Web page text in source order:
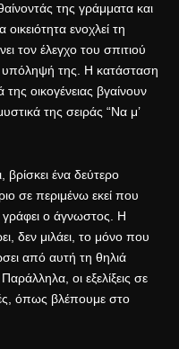
της γράμματα και
ενοχλεί τη
τον έλεγχο του σπιτιού
υπόληψή της. Η κατάσταση
οικογένειας βγαίνουν
της σειράς “Να μ’
βρίσκει ένα δεύτερο
σε περιμένω εκεί που
γράφει ο άγνωστος. Η
δεν μιλάει, το μόνο που
από αυτή τη θηλιά
οι εξελίξεις σε
όπως βλέπουμε στο